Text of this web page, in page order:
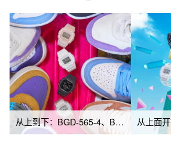
从上到下：BGD-565-4、BGD-565-7、BGD-565-1、BGD-565S-7